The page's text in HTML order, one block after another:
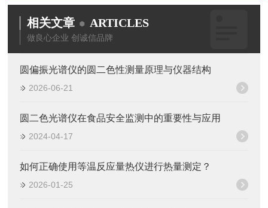
相关文章 ARTICLES
做良心企业 创诚信品牌
圆偏振光谱仪的圆二色性测量原理与仪器结构
2026-06-21
圆二色光谱仪在食品安全监测中的重要性与应用
2024-04-17
如何正确使用等温反应量热仪进行热量测定？
2026-01-25